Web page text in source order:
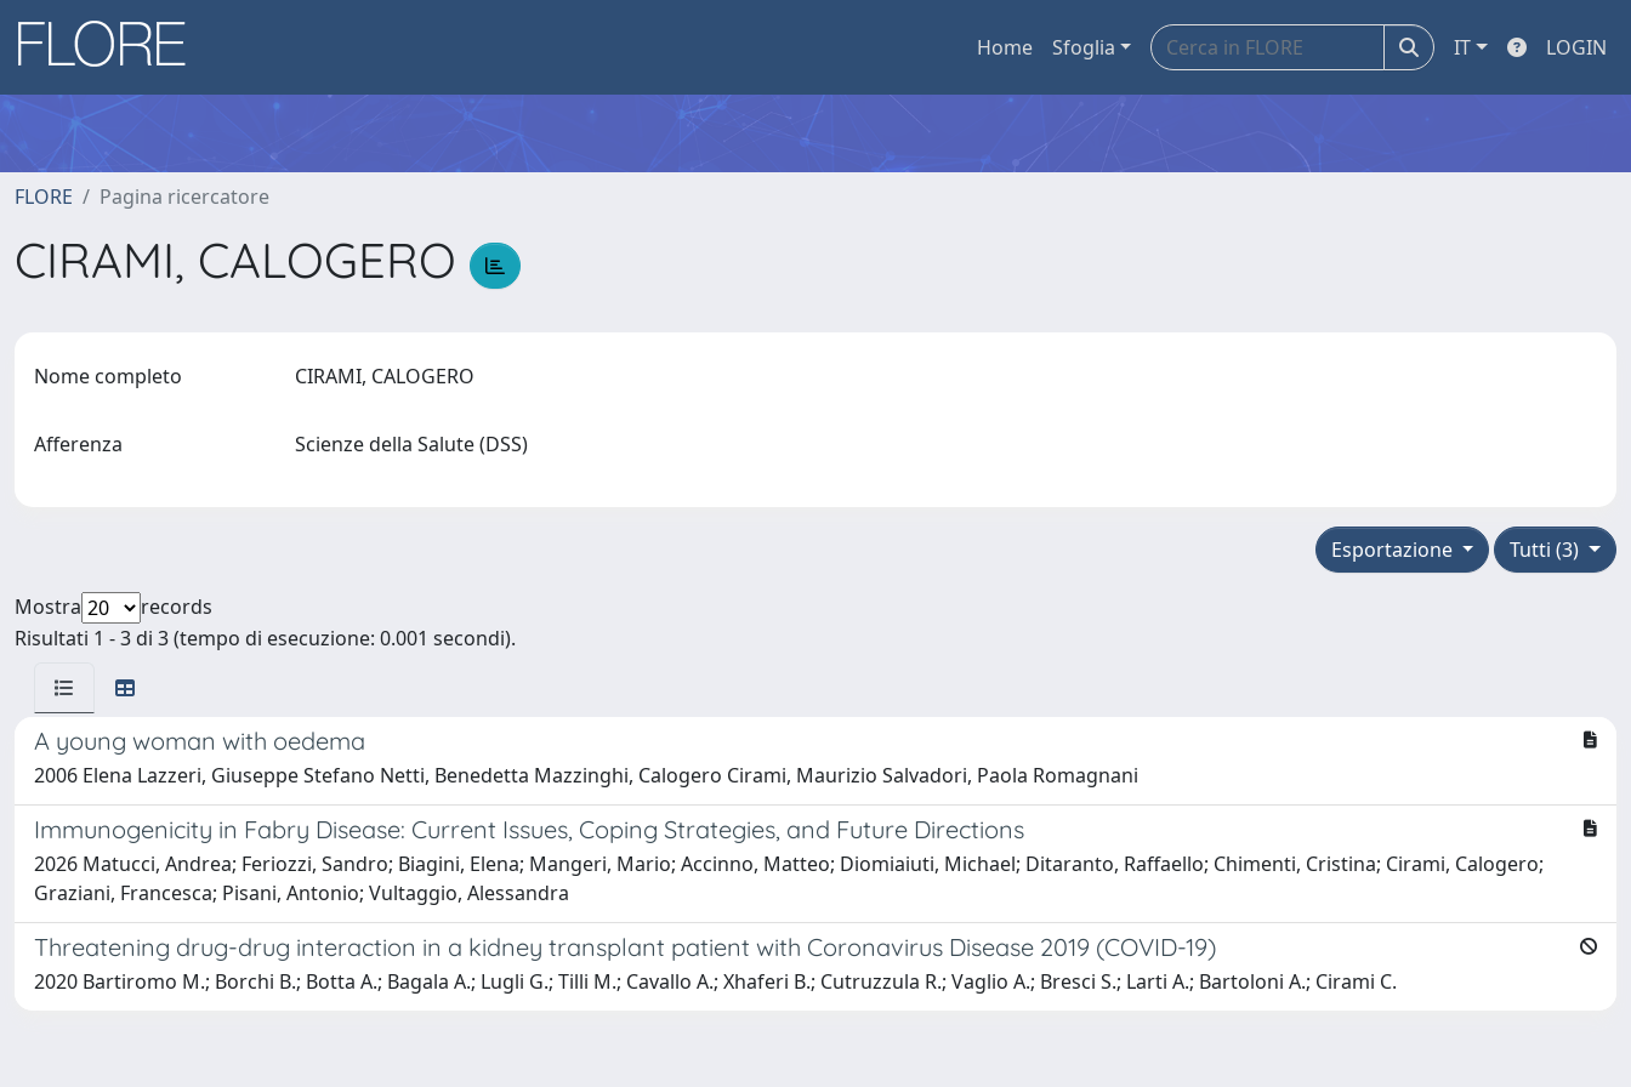
Home Sfoglia IT LOGIN
FLORE Pagina ricercatore
CIRAMI, CALOGERO
Nome completo CIRAMI, CALOGERO
Afferenza Scienze della Salute (DSS)
Tutti (3)
Esportazione
Mostra
records
Risultati 1 - 3 di 3 (tempo di esecuzione: 0.001 secondi).
A young woman with oedema
2006 Elena Lazzeri, Giuseppe Stefano Netti, Benedetta Mazzinghi, Calogero Cirami, Maurizio Salvadori, Paola Romagnani
Immunogenicity in Fabry Disease: Current Issues, Coping Strategies, and Future Directions
2026 Matucci, Andrea; Feriozzi, Sandro; Biagini, Elena; Mangeri, Mario; Accinno, Matteo; Diomiaiuti, Michael; Ditaranto, Raffaello; Chimenti, Cristina; Cirami, Calogero;
Graziani, Francesca; Pisani, Antonio; Vultaggio, Alessandra
Threatening drug-drug interaction in a kidney transplant patient with Coronavirus Disease 2019 (COVID-19)
2020 Bartiromo M.; Borchi B.; Botta A.; Bagala A.; Lugli G.; Tilli M.; Cavallo A.; Xhaferi B.; Cutruzzula R.; Vaglio A.; Bresci S.; Larti A.; Bartoloni A.; Cirami C.